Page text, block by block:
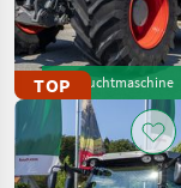
TOPGebrauchtmaschine